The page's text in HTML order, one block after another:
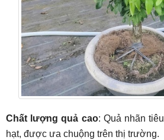
Chất lượng quả cao: Quả nhãn
hạt, được ưa chuộng trên thị trường.